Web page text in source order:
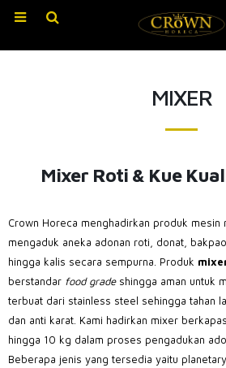
MIXER
Mixer Roti & Kue
Crown Horeca menghadirkan produk mesin
mengaduk aneka adonan roti, donat,
hingga kalis secara sempurna. Produk
berstandar food gradeshingga aman untuk
terbuat dari stainless steel sehingga tahan
dan anti karat. Kami hadirkan mixer
hingga 10 kg dalam proses pengadukan
Beberapa jenis yang tersedia yaitu